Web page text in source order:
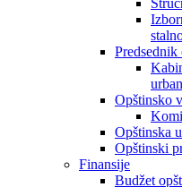
Predsednik
Opštinsko
Opštinska
Opštinski
Finansije
Budžet